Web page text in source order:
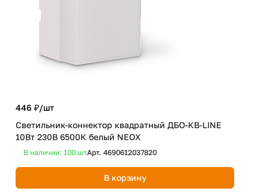
446 ₽/шт
Светильник-коннектор квадратный ДБО-КВ-LINE
10Вт 230В 6500К белый NEOX
В наличии: 100 штАрт. 4690612037820
В корзину